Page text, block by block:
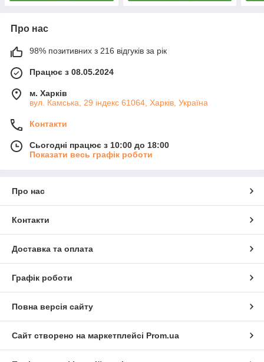
Про нас
98% позитивних з 216 відгуків за рік
Працює з 08.05.2024
м. Харків
вул. Камська, 29 індекс 61064, Харків, Україна
Контакти
Сьогодні працює з 10:00 до 18:00
Показати весь графік роботи
Про нас
Контакти
Доставка та оплата
Графік роботи
Повна версія сайту
Сайт створено на маркетплейсі Prom.ua